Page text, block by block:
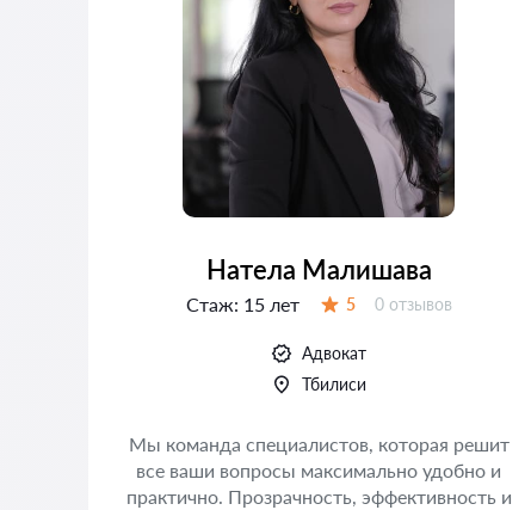
Натела Малишава
Стаж: 15 лет 5 Отзывов:
0 отзывов
Адвокат
Тбилиси
Мы команда специалистов, которая решит
все ваши вопросы максимально удобно и
практично. Прозрачность, эффективность и